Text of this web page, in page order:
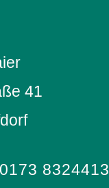
41
8324413